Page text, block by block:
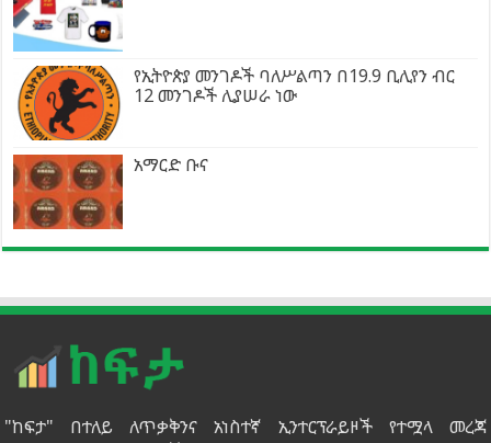
የኢትዮጵያ መንገዶች ባለሥልጣን በ19.9 ቢሊየን ብር
12 መንገዶች ሊያሠራ ነው
አማርድ ቡና
"ከፍታ" በተለይ ለጥቃቅንና አነስተኛ ኢንተርፕራይዞች የተሟላ መረጃ